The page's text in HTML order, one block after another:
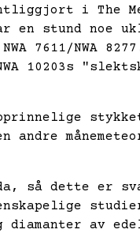
i The
en stund noe
NWA 7611/NWA 8277
så dette er
diamanter av